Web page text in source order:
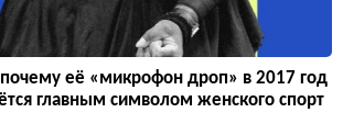
её «микрофон дроп» в 2017 год
главным символом женского спорт